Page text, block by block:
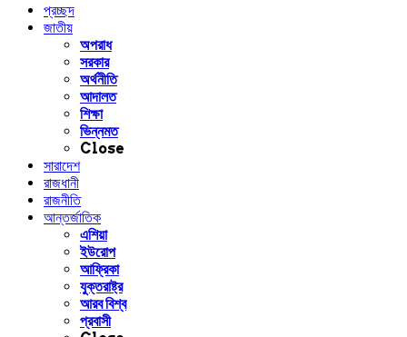
প্রচ্ছদ
জাতীয়
অপরাধ
সরকার
অর্থনীতি
আদালত
শিক্ষা
ভিন্নমত
Close
সারাদেশ
রাজধানী
রাজনীতি
আন্তর্জাতিক
এশিয়া
ইউরোপ
আফ্রিকা
যুক্তরাষ্ট্র
আরব বিশ্ব
প্রবাসী